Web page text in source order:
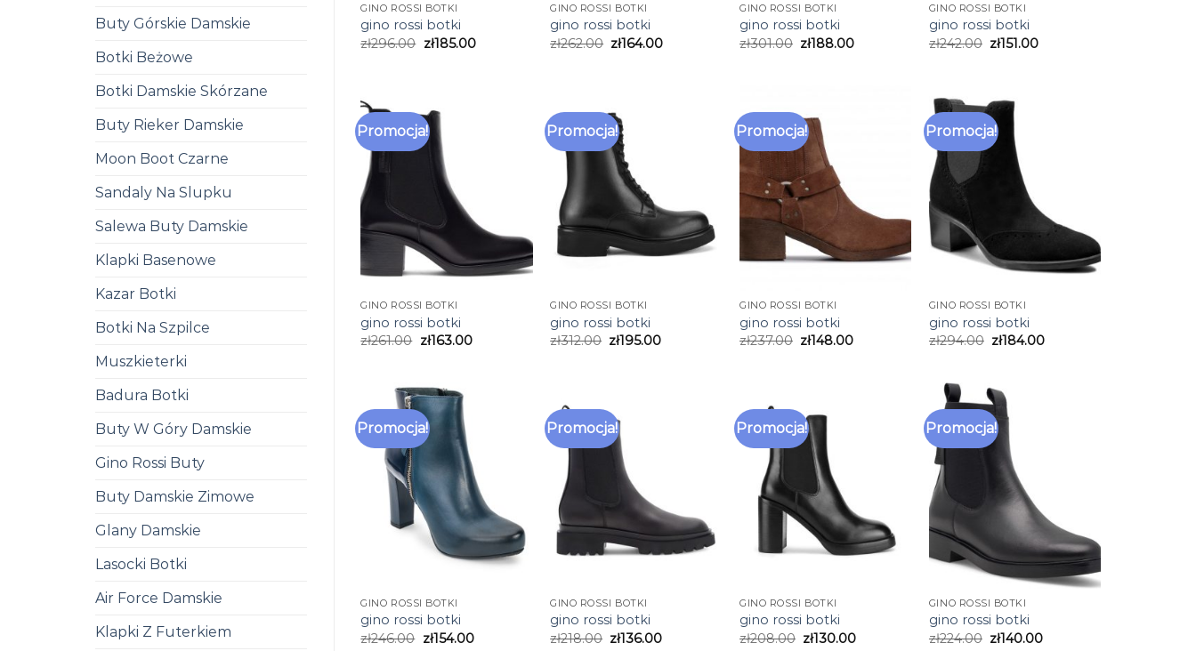
Buty Górskie Damskie
Botki Beżowe
Botki Damskie Skórzane
Buty Rieker Damskie
Moon Boot Czarne
Sandaly Na Slupku
Salewa Buty Damskie
Klapki Basenowe
Kazar Botki
Botki Na Szpilce
Muszkieterki
Badura Botki
Buty W Góry Damskie
Gino Rossi Buty
Buty Damskie Zimowe
Glany Damskie
Lasocki Botki
Air Force Damskie
Klapki Z Futerkiem
GINO ROSSI BOTKI
gino rossi botki
zł296.00 zł185.00
GINO ROSSI BOTKI
gino rossi botki
zł262.00 zł164.00
GINO ROSSI BOTKI
gino rossi botki
zł301.00 zł188.00
GINO ROSSI BOTKI
gino rossi botki
zł242.00 zł151.00
Promocja!
GINO ROSSI BOTKI
gino rossi botki
zł261.00 zł163.00
Promocja!
GINO ROSSI BOTKI
gino rossi botki
zł312.00 zł195.00
Promocja!
GINO ROSSI BOTKI
gino rossi botki
zł237.00 zł148.00
Promocja!
GINO ROSSI BOTKI
gino rossi botki
zł294.00 zł184.00
Promocja!
GINO ROSSI BOTKI
gino rossi botki
zł246.00 zł154.00
Promocja!
GINO ROSSI BOTKI
gino rossi botki
zł218.00 zł136.00
Promocja!
GINO ROSSI BOTKI
gino rossi botki
zł208.00 zł130.00
Promocja!
GINO ROSSI BOTKI
gino rossi botki
zł224.00 zł140.00